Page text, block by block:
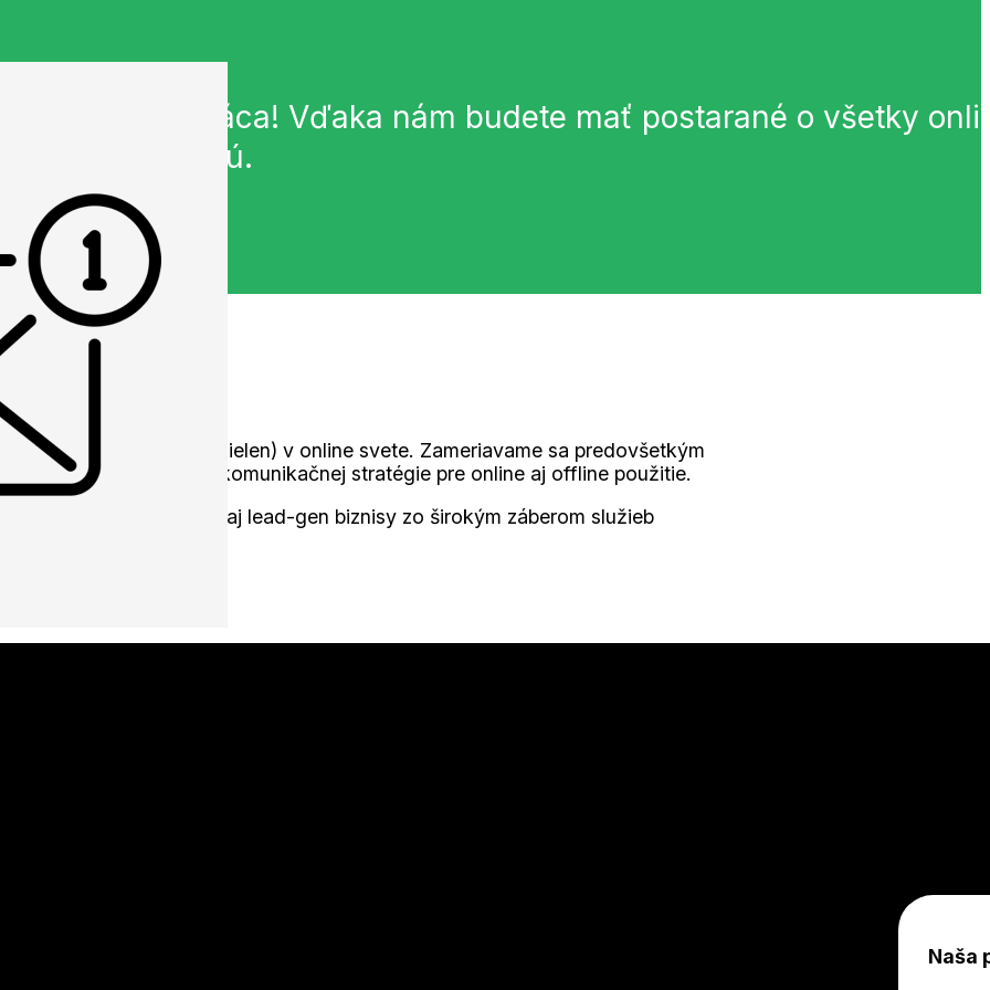
vlastná práca! Vďaka nám budete mať postarané o všetky
svete skrývajú.
BYŤ
pomáhať firmám rásť (nielen) v online svete. Zameriavame sa predovšetkým
návrhom komplexnej komunikačnej stratégie pre online aj offline použitie.
auto predajcovia, ale aj lead-gen biznisy zo širokým záberom služieb
Naša